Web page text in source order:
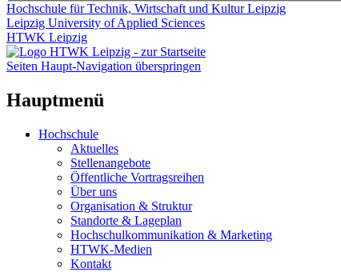
Hochschule für Technik, Wirtschaft und Kultur Leipzig
Leipzig University of Applied Sciences
HTWK Leipzig
Seiten Haupt-Navigation überspringen
Hauptmenü
Hochschule
Aktuelles
Stellenangebote
Öffentliche Vortragsreihen
Über uns
Organisation & Struktur
Standorte & Lageplan
Hochschulkommunikation & Marketing
HTWK-Medien
Kontakt